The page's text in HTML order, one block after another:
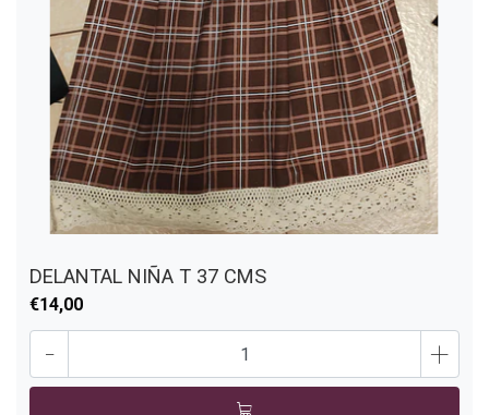
DELANTAL NIÑA T 37 CMS
€14,00
- +